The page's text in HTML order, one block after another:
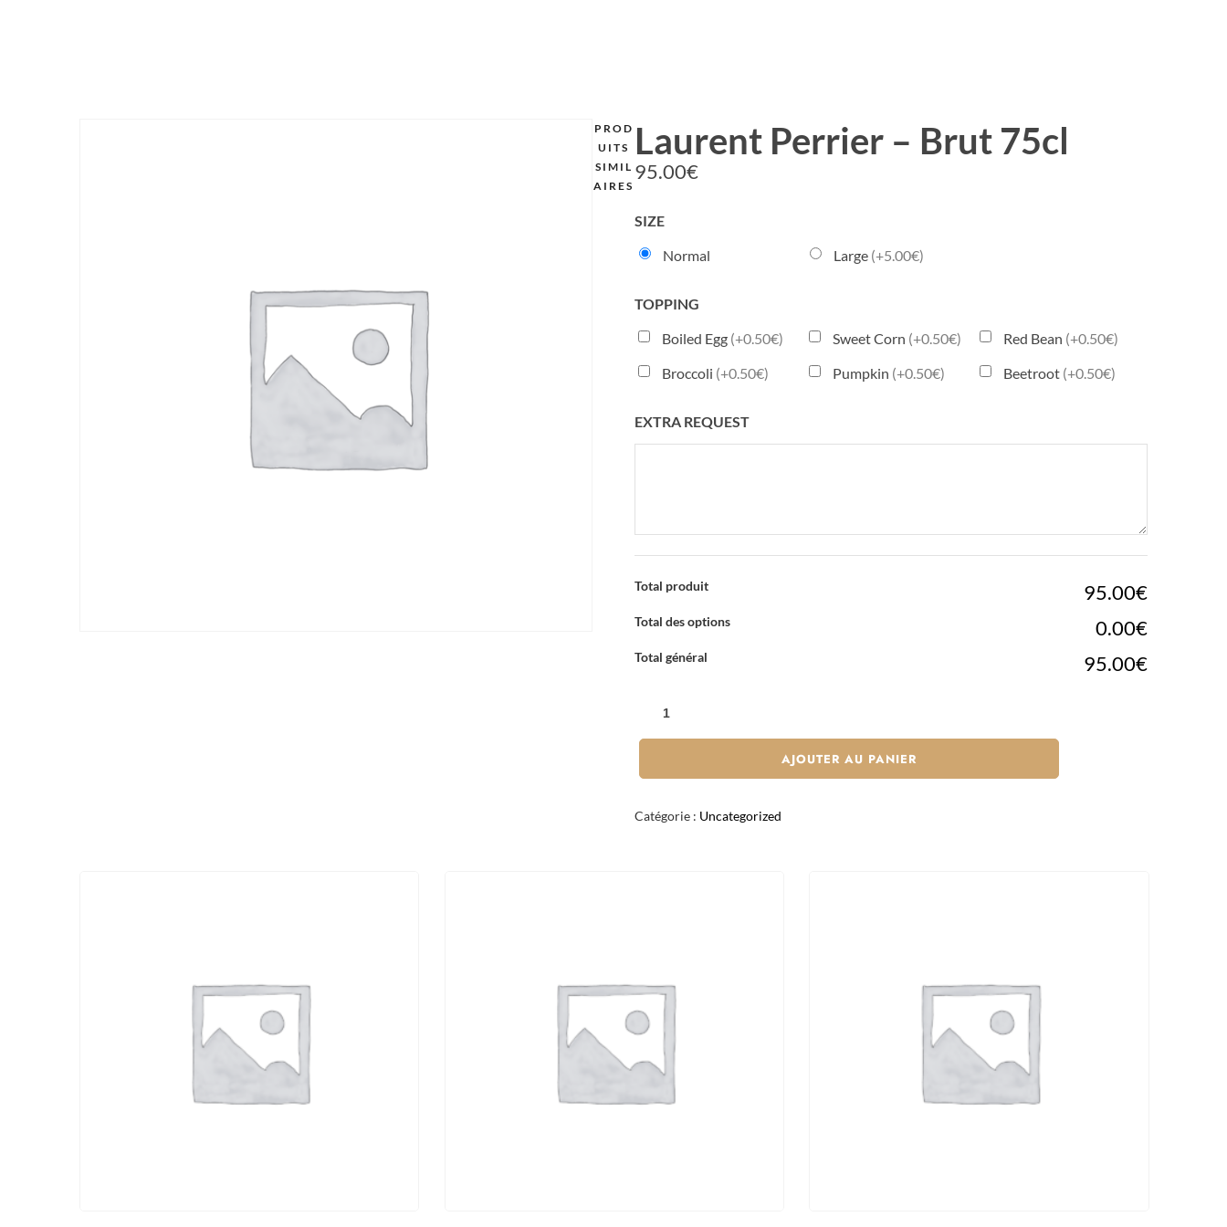
Laurent Perrier – Brut 75cl
95.00€
SIZE
Normal
Large (+5.00€)
TOPPING
Boiled Egg (+0.50€) Sweet Corn (+0.50€) Red Bean (+0.50€)
Broccoli (+0.50€) Pumpkin (+0.50€) Beetroot (+0.50€)
EXTRA REQUEST
Total produit 95.00€
Total des options 0.00€
Total général 95.00€
PERRIER
BRUT
AJOUTER AU PANIER
Catégorie : Uncategorized
PROD
UITS
SIMIL
AIRES